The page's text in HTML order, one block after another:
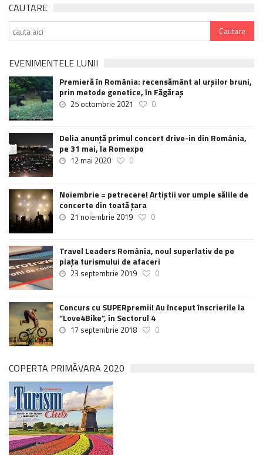
CAUTARE
EVENIMENTELE LUNII
Premieră în România: recensământ al urșilor bruni,
prin metode genetice, în Făgăraș
25 octombrie 2021 0
Delia anunţă primul concert drive-in din România,
pe 31 mai, la Romexpo
12 mai 2020 0
Noiembrie = petrecere! Artiștii vor umple sălile de
concerte din toată țara
21 noiembrie 2019 0
Travel Leaders România, noul superlativ de pe
piața turismului de afaceri
23 septembrie 2019 0
Concurs cu SUPERpremii! Au început înscrierile la
”Love4Bike”, în Sectorul 4
17 septembrie 2018 0
COPERTA PRIMĂVARA 2020